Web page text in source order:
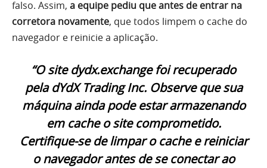
falso. Assim, a equipe pediu que antes de entrar na
corretora novamente, que todos limpem o cache do
navegador e reinicie a aplicação.
“O site dydx.exchange foi recuperado
pela dYdX Trading Inc. Observe que sua
máquina ainda pode estar armazenando
em cache o site comprometido.
Certifique-se de limpar o cache e reiniciar
o navegador antes de se conectar ao